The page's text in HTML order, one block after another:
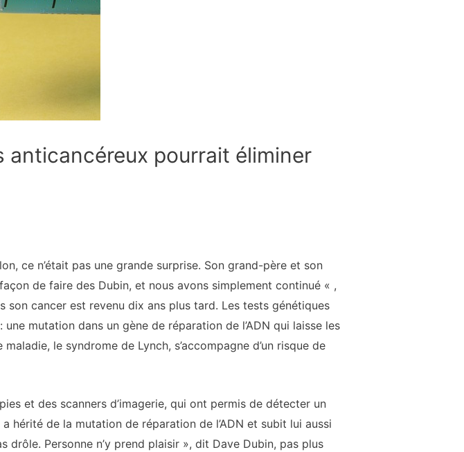
anticancéreux pourrait éliminer
ce n’était pas une grande surprise. Son grand-père et son
de faire des Dubin, et nous avons simplement continué « ,
cancer est revenu dix ans plus tard. Les tests génétiques
mutation dans un gène de réparation de l’ADN qui laisse les
le syndrome de Lynch, s’accompagne d’un risque de
et des scanners d’imagerie, qui ont permis de détecter un
hérité de la mutation de réparation de l’ADN et subit lui aussi
drôle. Personne n’y prend plaisir », dit Dave Dubin, pas plus